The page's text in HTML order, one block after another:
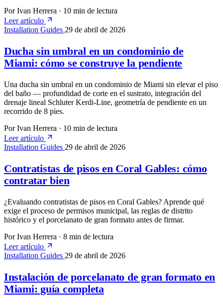
Por Ivan Herrera · 10 min de lectura
Leer artículo
Installation Guides 29 de abril de 2026
Ducha sin umbral en un condominio de
Miami: cómo se construye la pendiente
Una ducha sin umbral en un condominio de Miami sin elevar el piso
del baño — profundidad de corte en el sustrato, integración del
drenaje lineal Schluter Kerdi-Line, geometría de pendiente en un
recorrido de 8 pies.
Por Ivan Herrera · 10 min de lectura
Leer artículo
Installation Guides 29 de abril de 2026
Contratistas de pisos en Coral Gables: cómo
contratar bien
¿Evaluando contratistas de pisos en Coral Gables? Aprende qué
exige el proceso de permisos municipal, las reglas de distrito
histórico y el porcelanato de gran formato antes de firmar.
Por Ivan Herrera · 8 min de lectura
Leer artículo
Installation Guides 29 de abril de 2026
Instalación de porcelanato de gran formato en
Miami: guía completa